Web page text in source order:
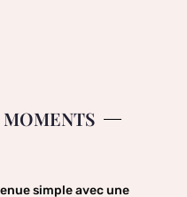
simple avec une